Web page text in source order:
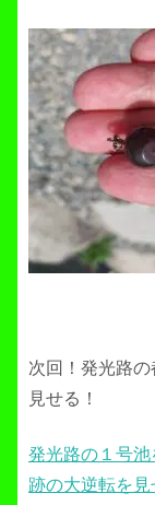
次回！発光路
見せる！
発光路の１号
跡の大逆転を